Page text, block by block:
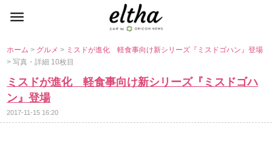
ホーム> グルメ> ミスドが進化 軽食事向け新シリーズ『ミスドゴハン』登場
> 写真・詳細 10枚目
ミスドが進化 軽食事向け新シリーズ『ミスドゴハ
ン』登場
2017-11-15 16:20